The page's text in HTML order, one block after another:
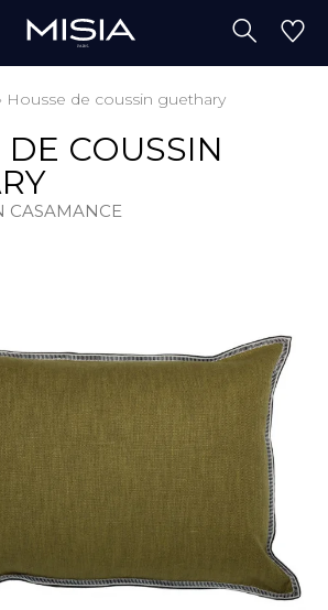
› Housse de coussin guethary
DE COUSSIN
CASAMANCE